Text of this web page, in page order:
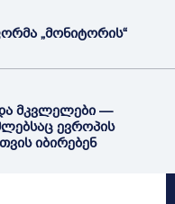
„მონიტორის“
მკვლელები —
ევროპის
იბირებენ